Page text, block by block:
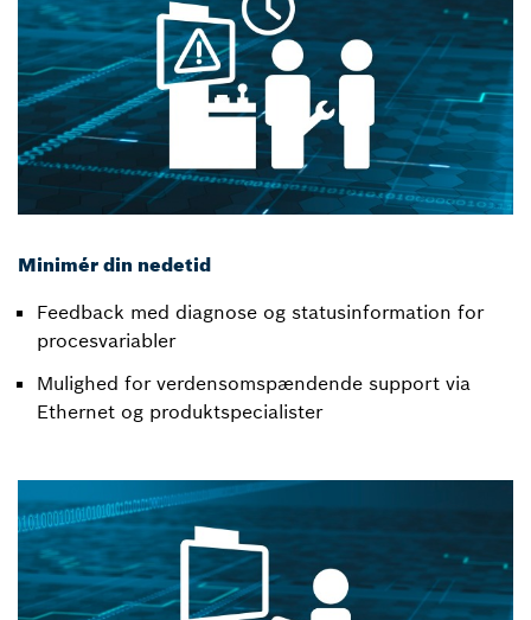
Minimér din nedetid
Feedback med diagnose og statusinformation for
procesvariabler
Mulighed for verdensomspændende support via
Ethernet og produktspecialister